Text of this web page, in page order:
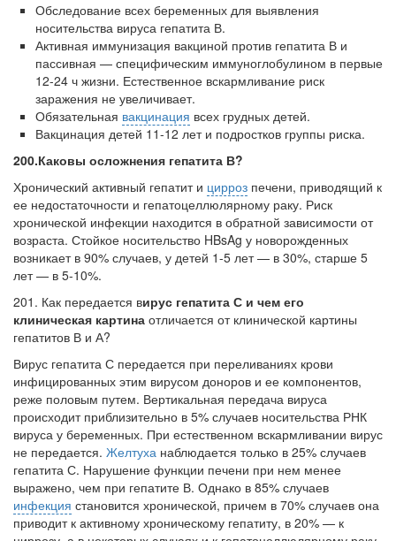
Закон о праве родителей находиться с детьми в
реанимации внесен в Госдуму
Соответствующий
законопроект внесен в
рассмотрение. Суть его
заключается в
нахождении одного из
больничной палате
бесплатно, в течении всего срока лечения...
Обследование всех беременных для выявления
носительства вируса гепа­тита В.
Активная иммунизация вакциной против гепатита В и
пассивная — специ­фическим иммуноглобулином в первые
12-24 ч жизни. Естественное вскармливание риск
заражения не увеличивает.
Обязательная вакцинация всех грудных детей.
Вакцинация детей 11-12 лет и подростков группы риска.
200.Каковы осложнения гепатита В?
Хронический активный гепатит и цирроз печени, приводящий к
ее недо­статочности и гепатоцеллюлярному раку. Риск
хронической инфекции нахо­дится в обратной зависимости от
возраста. Стойкое носительство HBsAg у но­ворожденных
возникает в 90% случаев, у детей 1-5 лет — в 30%, старше 5
лет — в 5-10%.
201. Как передается вирус гепатита С и чем его
клиническая картина отличается от клинической картины
гепатитов В и А?
Вирус гепатита С передается при переливаниях крови
инфицированных эт­им вирусом доноров и ее компонентов,
реже половым путем. Вертикальная пере­дача вируса
происходит приблизительно в 5% случаев носительства РНК
вируса у беременных. При естественном вскармливании вирус
не передается. Желтуха наблюдается только в 25% случаев
гепатита С. Нарушение функции печени при нем менее
выражено, чем при гепатите В. Однако в 85% случаев
инфекция становится хронической, причем в 70% случаев она
приводит к активному хро­ническому гепатиту, в 20% — к